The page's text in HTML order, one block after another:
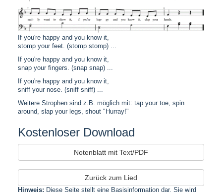
If you're happy and you know it,
stomp your feet. (stomp stomp) ...
If you're happy and you know it,
snap your fingers. (snap snap) ...
If you're happy and you know it,
sniff your nose. (sniff sniff) ...
Weitere Strophen sind z.B. möglich mit: tap your toe, spin
around, slap your legs, shout "Hurray!"
Kostenloser Download
Notenblatt mit Text/PDF
Zurück zum Lied
Hinweis: Diese Seite stellt eine Basisinformation dar. Sie wird